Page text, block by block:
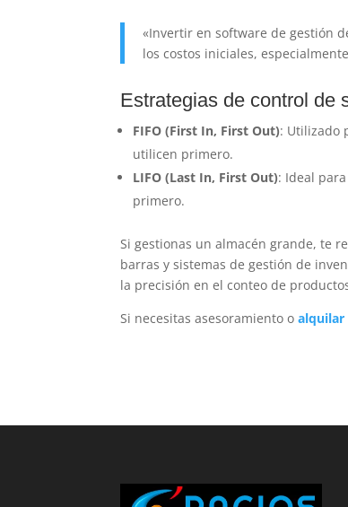
«Invertir en software de gestión
los costos iniciales,
Estrategias de control de
FIFO (First In, First Out): Utilizado
utilicen primero.
LIFO (Last In, First Out): Ideal
primero.
Si gestionas un almacén grande, te
barras y sistemas de gestión de
la precisión en el conteo de
Si necesitas asesoramiento oalquilar